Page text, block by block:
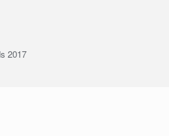
2017